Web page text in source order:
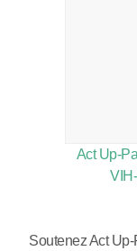
Act Up-
Soutenez Act Up-